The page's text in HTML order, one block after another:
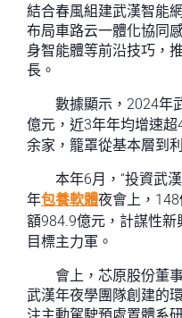
結合春風組建武漢智能
布局車路云一體化協同
身智能體等前沿技巧，
長。
數據顯示，2024年
億元，近3年年均增速超
余家，籠罩從基本層到
本年6月，“投資武
年包養軟體夜會上，
額984.9億元，計謀性新
目標主力軍。
會上，芯原股份董
武漢年夜學團隊創建的